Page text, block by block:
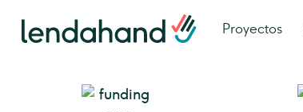
Proyectos